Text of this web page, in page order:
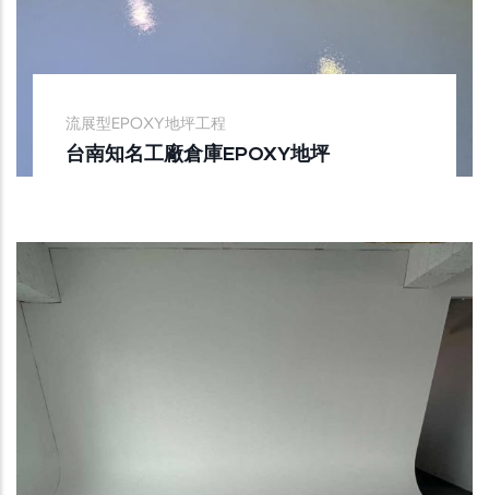
流展型EPOXY地坪工程
台南知名工廠倉庫EPOXY地坪